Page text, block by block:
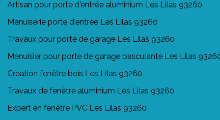
Artisan pour porte d'entrée aluminium Les Lilas 93260
Menuiserie porte d'entrée Les Lilas 93260
Travaux pour porte de garage Les Lilas 93260
Menuisier pour porte de garage basculante Les Lilas
Création fenêtre bois Les Lilas 93260
Travaux de fenêtre aluminium Les Lilas 93260
Expert en fenêtre PVC Les Lilas 93260